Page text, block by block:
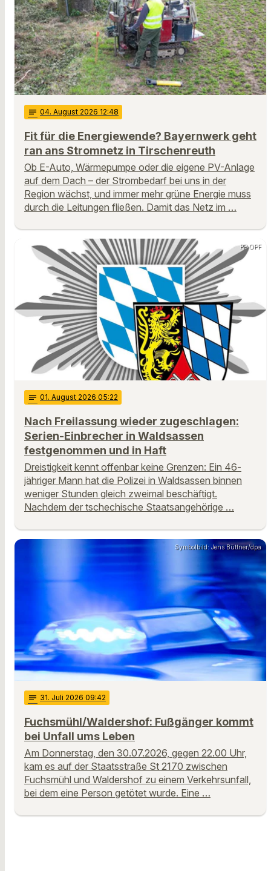
notes 04. August 2026 12:48
Fit für die Energiewende? Bayernwerk geht
ran ans Stromnetz in Tirschenreuth
Ob E-Auto, Wärmepumpe oder die eigene PV-Anlage
auf dem Dach – der Strombedarf bei uns in der
Region wächst, und immer mehr grüne Energie muss
durch die Leitungen fließen. Damit das Netz im …
PP OPF
notes 01. August 2026 05:22
Nach Freilassung wieder zugeschlagen:
Serien-Einbrecher in Waldsassen
festgenommen und in Haft
Dreistigkeit kennt offenbar keine Grenzen: Ein 46-
jähriger Mann hat die Polizei in Waldsassen binnen
weniger Stunden gleich zweimal beschäftigt.
Nachdem der tschechische Staatsangehörige …
Symbolbild: Jens Büttner/dpa
notes 31. Juli 2026 09:42
Fuchsmühl/Waldershof: Fußgänger kommt
bei Unfall ums Leben
Am Donnerstag, den 30.07.2026, gegen 22.00 Uhr,
kam es auf der Staatsstraße St 2170 zwischen
Fuchsmühl und Waldershof zu einem Verkehrsunfall,
bei dem eine Person getötet wurde. Eine …